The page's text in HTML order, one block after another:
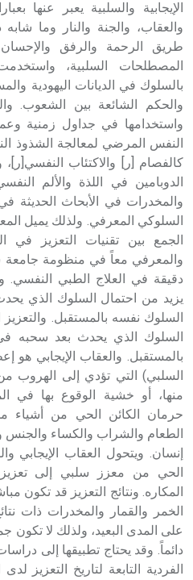
الإيجابية والسلبية يعبر عنها
والعقاب، والجنة والنار وما
طريق الرحمة والرفق
المصطلحات السلبية،
بالسلوك في الديانات اليهودية
والحكم الشائعة بين الشعوب.
واستخدامها في جداول زمنية
النفس المرضي لمعالجة الشذوذ
كالفصام [ر] والاكتئاب
الدوبامين في اللذة والألم
والمخدرات في الأبحاث الحديثة
السلوكي المعرفي. ولذلك يميل
الجمع بين تقنيات التعزيز
والمعرفي معاً في منظومة
دقيقة في العلاج الطبي النفسي.
يزيد من احتمال السلوك الذي
السلوك نفسه بالمستقبل.
السلوك الذي يحدث بعد سحبه
بالمستقبل. والعقاب الإيجابي هو
السلبي) التي تؤدي إلى الهروب من
منها، أو خشية الوقوع بها في
حرمان الكائن الحي من أشياء
الطعام والشراب والكساء والجنس
إنسان. ويتحول العقاب الإيجابي
الحي من معزز سلبي إلى
المكاره. ونتائج التعزيز قد تكون
الخمر والقمار والمخدرات ذات
على المدى البعيد، ولذلك لا تكون
دائماً. وقد يحتاج تطبيقها إلى
الفردية التابعة لتاريخ التعزيز